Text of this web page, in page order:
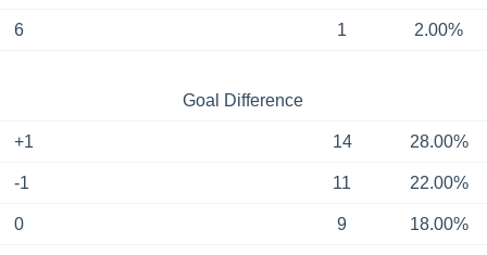
6 1 2.00%
Goal Difference
+1 14 28.00%
-1 11 22.00%
0 9 18.00%